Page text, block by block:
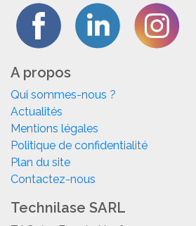
A propos
Qui sommes-nous ?
Actualités
Mentions légales
Politique de confidentialité
Plan du site
Contactez-nous
Technilase SARL